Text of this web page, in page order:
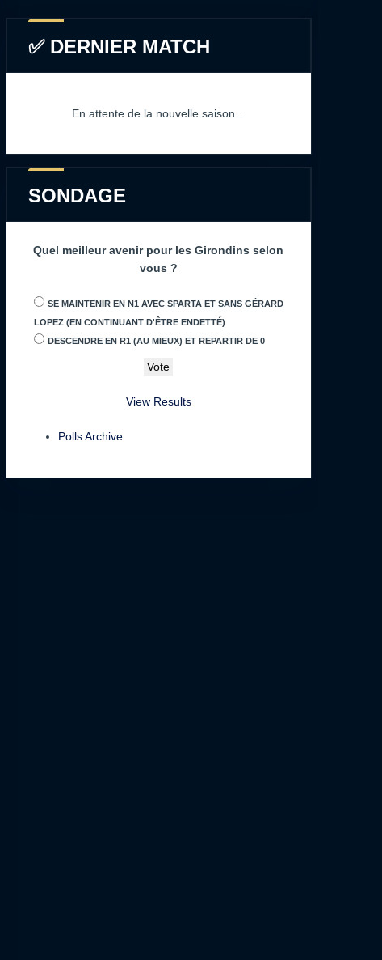
✅ DERNIER MATCH
En attente de la nouvelle saison...
SONDAGE
Quel meilleur avenir pour les Girondins selon
vous ?
SE MAINTENIR EN N1 AVEC SPARTA ET SANS GÉRARD
LOPEZ (EN CONTINUANT D'ÊTRE ENDETTÉ)
DESCENDRE EN R1 (AU MIEUX) ET REPARTIR DE 0
View Results
Polls Archive